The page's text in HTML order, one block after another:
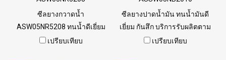
ซีลยางกวาดน้ำ
ASW05NR5208 ทนน้ำดีเยี่ยม
ทนการสึก และทนต่อการขีด
เปรียบเทียบ
ซีลยางปาดน้ำมัน ทนน้ำมันดี
เยี่ยม กันสึก บริการรับผลิตตาม
แบบ Spec.
เปรียบเทียบ